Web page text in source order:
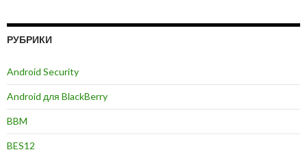
РУБРИКИ
Android Security
Android для BlackBerry
BBM
BES12